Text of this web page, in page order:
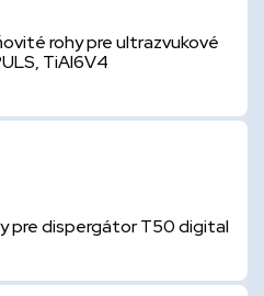
rohy pre ultrazvukové
TiAl6V4
pre dispergátor T50 digital